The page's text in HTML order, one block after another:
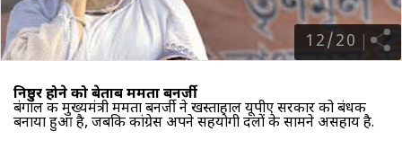
12/20
निष्ठुर होने को बेताब ममता बनर्जी
बंगाल की मुख्यमंत्री ममता बनर्जी ने खस्ताहाल यूपीए सरकार को बंधक
बनाया हुआ है, जबकि कांग्रेस अपने सहयोगी दलों के सामने असहाय है.